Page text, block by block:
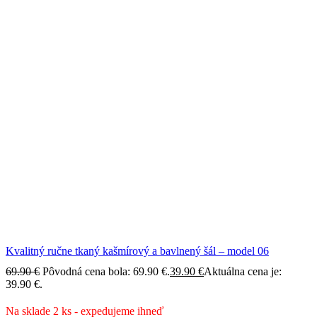
Kvalitný ručne tkaný kašmírový a bavlnený šál – model 06
69.90€ Pôvodná cena bola: 69.90 €.39.90 €Aktuálna cena je:
39.90 €.
Na sklade 2 ks - expedujeme ihneď